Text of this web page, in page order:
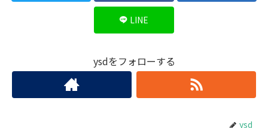
LINE
ysdをフォローする
ysd